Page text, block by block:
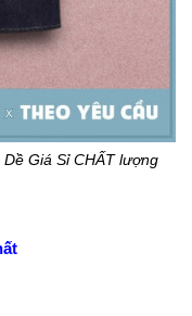
Giá Sỉ CHẤT lượng